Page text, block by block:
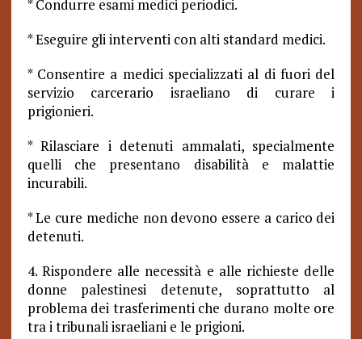
* Condurre esami medici periodici.
* Eseguire gli interventi con alti standard medici.
* Consentire a medici specializzati al di fuori del
servizio carcerario israeliano di curare i
prigionieri.
* Rilasciare i detenuti ammalati, specialmente
quelli che presentano disabilità e malattie
incurabili.
* Le cure mediche non devono essere a carico dei
detenuti.
4. Rispondere alle necessità e alle richieste delle
donne palestinesi detenute, soprattutto
al
problema dei trasferimenti che durano molte ore
tra i tribunali israeliani e le prigioni.